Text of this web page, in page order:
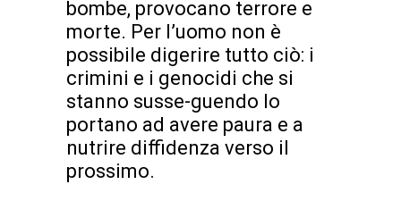
bombe, provocano terrore e
morte. Per l’uomo non è
possibile digerire tutto ciò: i
crimini e i genocidi che si
stanno susse-guendo lo
portano ad avere paura e a
nutrire diffidenza verso il
prossimo.